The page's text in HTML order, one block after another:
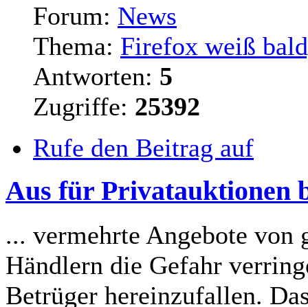
Forum: News
Thema: Firefox weiß
Antworten: 5
Zugriffe: 25392
Rufe den Beitrag auf
Aus für Privatauktionen
... vermehrte Angebote von
Händlern die Gefahr
Betrüger hereinzufallen.